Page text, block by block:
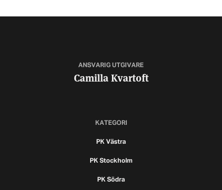
ANSVARIG UTGIVARE
Camilla Kvartoft
KATEGORI
PK Västra
PK Stockholm
PK Södra